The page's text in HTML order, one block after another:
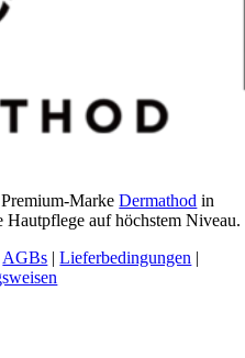
Premium-MarkeDermathod in
auf höchstem Niveau.
AGBs |Lieferbedingungen |